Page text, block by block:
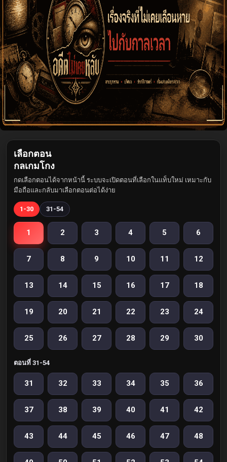
เลือกตอน
กลเกมโกง
กดเลือกตอนได้จากหน้านี้ ระบบจะเปิดตอนที่เลือกในแท็บใหม่ เหมาะกับ
มือถือและกลับมาเลือกตอนต่อได้ง่าย
1-30 31-54
1 2 3 4 5 6
7 8 9 10 11 12
13 14 15 16 17 18
19 20 21 22 23 24
25 26 27 28 29 30
ตอนที่ 31-54
31 32 33 34 35 36
37 38 39 40 41 42
43 44 45 46 47 48